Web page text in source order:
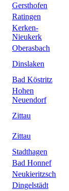
Gersthofen
Ratingen
Kerken-
Nieukerk
Oberasbach
Dinslaken
Bad Köstritz
Hohen
Neuendorf
Zittau
Zittau
Stadthagen
Bad Honnef
Neukieritzsch
Dingelstädt